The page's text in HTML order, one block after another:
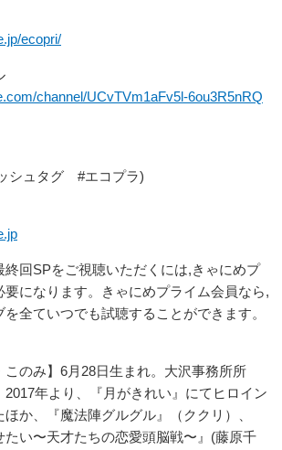
ecopri/
channel/UCvTVm1aFv5l-6ou3R5nRQ
シュタグ #エコプラ)
回SPをご視聴いただくには,きゃにめプ
要になります。きゃにめプライム会員なら,
全ていつでも試聴することができます。
このみ】6月28日生まれ。大沢事務所所
2017年より、『月がきれい』にてヒロイン
か、『魔法陣グルグル』（ククリ）、
たい〜天才たちの恋愛頭脳戦〜』(藤原千